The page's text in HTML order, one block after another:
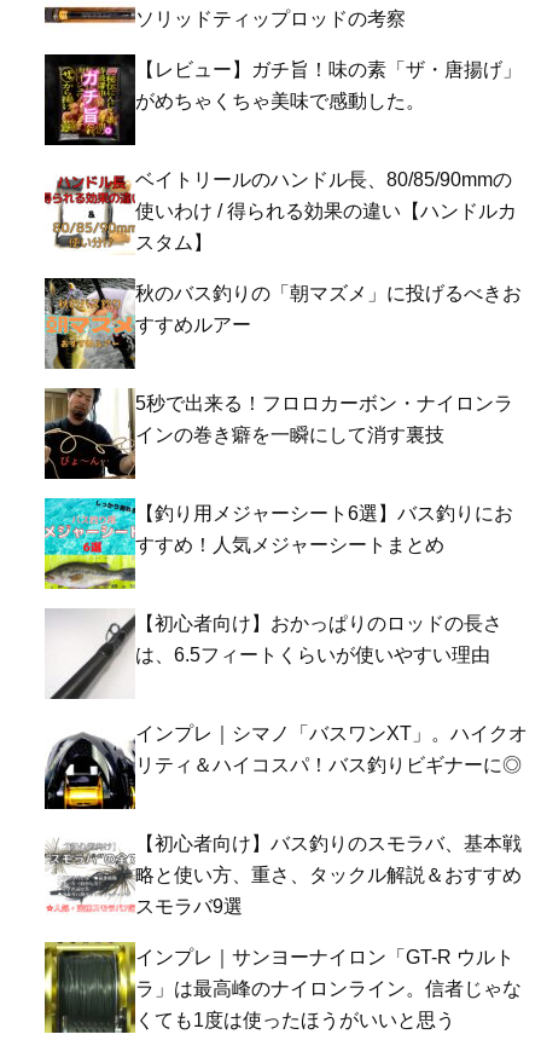
ソリッドティップロッドの考察
【レビュー】ガチ旨！味の素「ザ・唐揚げ」
がめちゃくちゃ美味で感動した。
ベイトリールのハンドル長、80/85/90mmの
使いわけ / 得られる効果の違い【ハンドルカ
スタム】
秋のバス釣りの「朝マズメ」に投げるべきお
すすめルアー
5秒で出来る！フロロカーボン・ナイロンラ
インの巻き癖を一瞬にして消す裏技
【釣り用メジャーシート6選】バス釣りにお
すすめ！人気メジャーシートまとめ
【初心者向け】おかっぱりのロッドの長さ
は、6.5フィートくらいが使いやすい理由
インプレ｜シマノ「バスワンXT」。ハイクオ
リティ＆ハイコスパ！バス釣りビギナーに◎
【初心者向け】バス釣りのスモラバ、基本戦
略と使い方、重さ、タックル解説＆おすすめ
スモラバ9選
インプレ｜サンヨーナイロン「GT-R ウルト
ラ」は最高峰のナイロンライン。信者じゃな
くても1度は使ったほうがいいと思う